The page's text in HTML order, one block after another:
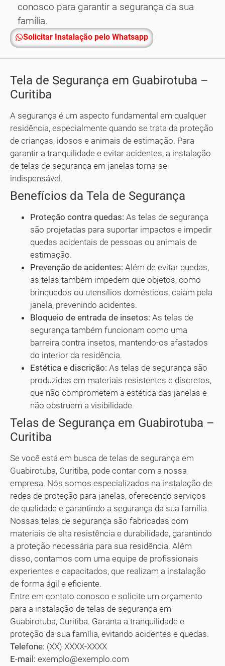
conosco para garantir a segurança da sua
família.
Solicitar Instalação pelo Whatsapp
Tela de Segurança em Guabirotuba –
Curitiba
A segurança é um aspecto fundamental em qualquer
residência, especialmente quando se trata da proteção
de crianças, idosos e animais de estimação. Para
garantir a tranquilidade e evitar acidentes, a instalação
de telas de segurança em janelas torna-se
indispensável.
Benefícios da Tela de Segurança
Proteção contra quedas: As telas de segurança
são projetadas para suportar impactos e impedir
quedas acidentais de pessoas ou animais de
estimação.
Prevenção de acidentes: Além de evitar quedas,
as telas também impedem que objetos, como
brinquedos ou utensílios domésticos, caiam pela
janela, prevenindo acidentes.
Bloqueio de entrada de insetos: As telas de
segurança também funcionam como uma
barreira contra insetos, mantendo-os afastados
do interior da residência.
Estética e discrição: As telas de segurança são
produzidas em materiais resistentes e discretos,
que não comprometem a estética das janelas e
não obstruem a visibilidade.
Telas de Segurança em Guabirotuba –
Curitiba
Se você está em busca de telas de segurança em
Guabirotuba, Curitiba, pode contar com a nossa
empresa. Nós somos especializados na instalação de
redes de proteção para janelas, oferecendo serviços
de qualidade e garantindo a segurança da sua família.
Nossas telas de segurança são fabricadas com
materiais de alta resistência e durabilidade, garantindo
a proteção necessária para sua residência. Além
disso, contamos com uma equipe de profissionais
experientes e capacitados, que realizam a instalação
de forma ágil e eficiente.
Entre em contato conosco e solicite um orçamento
para a instalação de telas de segurança em
Guabirotuba, Curitiba. Garanta a tranquilidade e
proteção da sua família, evitando acidentes e quedas.
Telefone: (XX) XXXX-XXXX
E-mail: exemplo@exemplo.com